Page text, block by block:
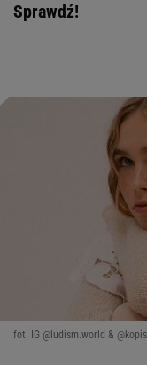
Sprawdź!
fot. IG @ludism.world &